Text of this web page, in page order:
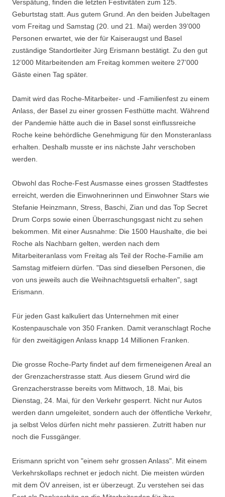
Verspätung, finden die letzten Festivitäten zum 125.
Geburtstag statt. Aus gutem Grund. An den beiden Jubeltagen
vom Freitag und Samstag (20. und 21. Mai) werden 39’000
Personen erwartet, wie der für Kaiseraugst und Basel
zuständige Standortleiter Jürg Erismann bestätigt. Zu den gut
12’000 Mitarbeitenden am Freitag kommen weitere 27’000
Gäste einen Tag später.
Damit wird das Roche-Mitarbeiter- und -Familienfest zu einem
Anlass, der Basel zu einer grossen Festhütte macht. Während
der Pandemie hätte auch die in Basel sonst einflussreiche
Roche keine behördliche Genehmigung für den Monsteranlass
erhalten. Deshalb musste er ins nächste Jahr verschoben
werden.
Obwohl das Roche-Fest Ausmasse eines grossen Stadtfestes
erreicht, werden die Einwohnerinnen und Einwohner Stars wie
Stefanie Heinzmann, Stress, Baschi, Zian und das Top Secret
Drum Corps sowie einen Überraschungsgast nicht zu sehen
bekommen. Mit einer Ausnahme: Die 1500 Haushalte, die bei
Roche als Nachbarn gelten, werden nach dem
Mitarbeiteranlass vom Freitag als Teil der Roche-Familie am
Samstag mitfeiern dürfen. "Das sind dieselben Personen, die
von uns jeweils auch die Weihnachtsguetsli erhalten", sagt
Erismann.
Für jeden Gast kalkuliert das Unternehmen mit einer
Kostenpauschale von 350 Franken. Damit veranschlagt Roche
für den zweitägigen Anlass knapp 14 Millionen Franken.
Die grosse Roche-Party findet auf dem firmeneigenen Areal an
der Grenzacherstrasse statt. Aus diesem Grund wird die
Grenzacherstrasse bereits vom Mittwoch, 18. Mai, bis
Dienstag, 24. Mai, für den Verkehr gesperrt. Nicht nur Autos
werden dann umgeleitet, sondern auch der öffentliche Verkehr,
ja selbst Velos dürfen nicht mehr passieren. Zutritt haben nur
noch die Fussgänger.
Erismann spricht von "einem sehr grossen Anlass". Mit einem
Verkehrskollaps rechnet er jedoch nicht. Die meisten würden
mit dem ÖV anreisen, ist er überzeugt. Zu verstehen sei das